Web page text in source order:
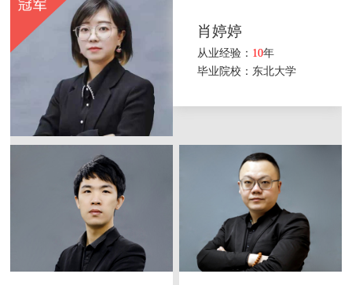
肖婷婷
从业经验： 10年
毕业院校：东北大学